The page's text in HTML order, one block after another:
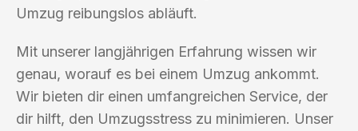
Umzug reibungslos abläuft.
Mit unserer langjährigen Erfahrung wissen wir
genau, worauf es bei einem Umzug ankommt.
Wir bieten dir einen umfangreichen Service, der
dir hilft, den Umzugsstress zu minimieren. Unser